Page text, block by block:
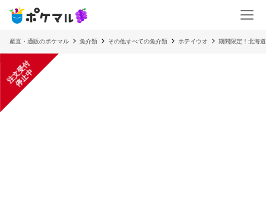
産直・通販のポケマル 魚介類 その他すべての魚介類 ホテイウオ 期間限定！北海
注
文
受
付
停
止
中